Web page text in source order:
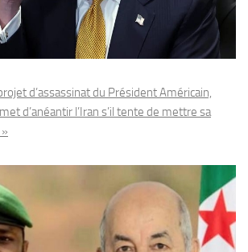
d’assassinat du Président Américain,
d’anéantir l’Iran s’il tente de mettre sa